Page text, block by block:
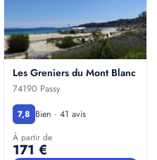
Les Greniers du Mont Blanc
74190 Passy
7,8 Bien · 41 avis
À partir de
171 €